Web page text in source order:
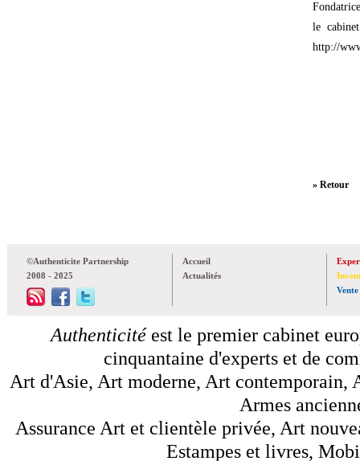
le
http://
» Retour
©Authenticite Partnership
2008 - 2025
Accueil
Actualités
Vente
Authenticitéest le premier cabinet
cinquantaine d'experts et de
Art d'Asie, Art moderne, Art contemporain,
Armes
Assurance Art et clientèle privée, Art
Estampes et livres,